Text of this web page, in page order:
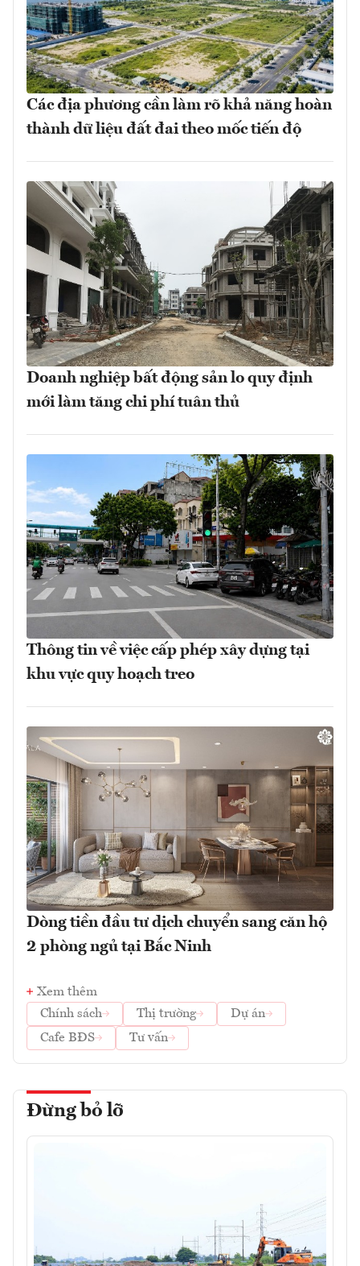
Các địa phương cần làm rõ khả năng hoàn
thành dữ liệu đất đai theo mốc tiến độ
Doanh nghiệp bất động sản lo quy định
mới làm tăng chi phí tuân thủ
Thông tin về việc cấp phép xây dựng tại
khu vực quy hoạch treo
Dòng tiền đầu tư dịch chuyển sang căn hộ
2 phòng ngủ tại Bắc Ninh
Xem thêm
Chính sách
Thị trường
Dự án
Cafe BĐS
Tư vấn
Đừng bỏ lỡ